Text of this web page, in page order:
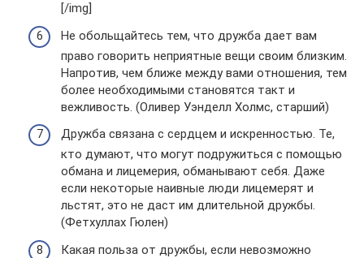
[/img]
Не обольщайтесь тем, что дружба дает вам
право говорить неприятные вещи своим близким.
Напротив, чем ближе между вами отношения, тем
более необходимыми становятся такт и
вежливость. (Оливер Уэнделл Холмс, старший)
Дружба связана с сердцем и искренностью. Те,
кто думают, что могут подружиться с помощью
обмана и лицемерия, обманывают себя. Даже
если некоторые наивные люди лицемерят и
льстят, это не даст им длительной дружбы.
(Фетхуллах Гюлен)
Какая польза от дружбы, если невозможно